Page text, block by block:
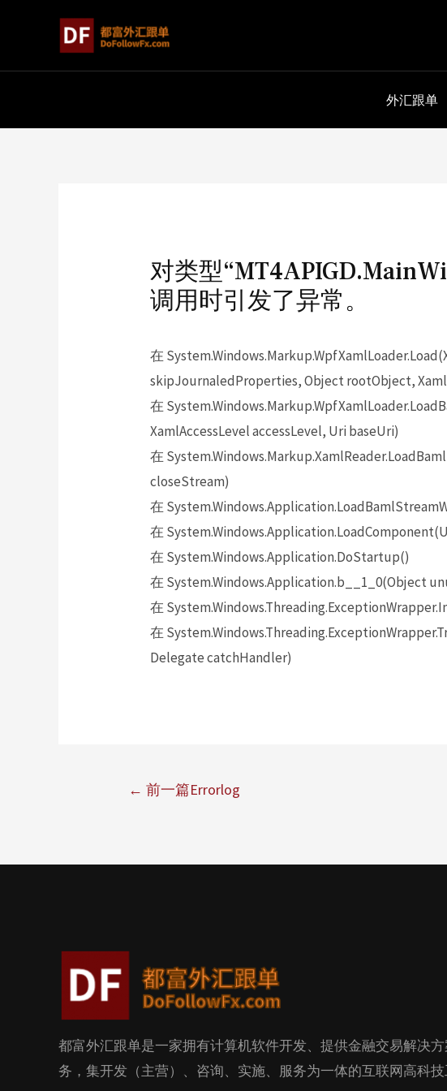
外汇跟单
对类型
调用时引发了异常。
在
skipJournaledProperties, Object rootObject,
在
XamlAccessLevel accessLevel, Uri baseUri)
在
closeStream)
在
在
在 System.Windows.Application.DoStartup()
在 System.Windows.Application.b__1_0(Object
在
在
Delegate catchHandler)
← 前一篇Errorlog
都富外汇跟单是一家拥有计算机软件开发、提供金融交易解决
务，集开发（主营）、咨询、实施、服务为一体的互联网高科技